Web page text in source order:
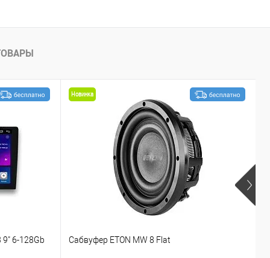
9" 6-128Gb
Новинка
Сабвуфер ETON MW 8 Flat